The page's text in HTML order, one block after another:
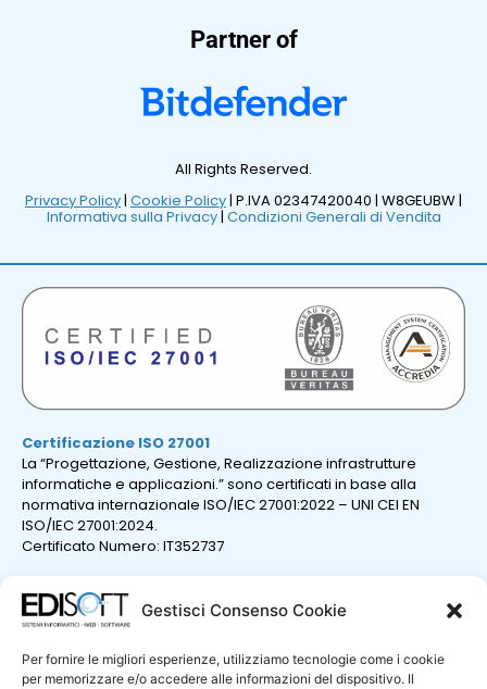
Gestisci Consenso Cookie
Per fornire le migliori esperienze, utilizziamo tecnologie come i cookie
per memorizzare e/o accedere alle informazioni del dispositivo. Il
Partner of
All Rights Reserved.
Privacy Policy| Cookie Policy| P.IVA 02347420040 | W8GEUBW |
Informativa sulla Privacy| Condizioni Generali di Vendita
Certificazione ISO 27001
La “Progettazione, Gestione, Realizzazione infrastrutture
informatiche e applicazioni.” sono certificati in base alla
normativa internazionale ISO/IEC 27001:2022 – UNI CEI EN
ISO/IEC 27001:2024.
Certificato Numero: IT352737